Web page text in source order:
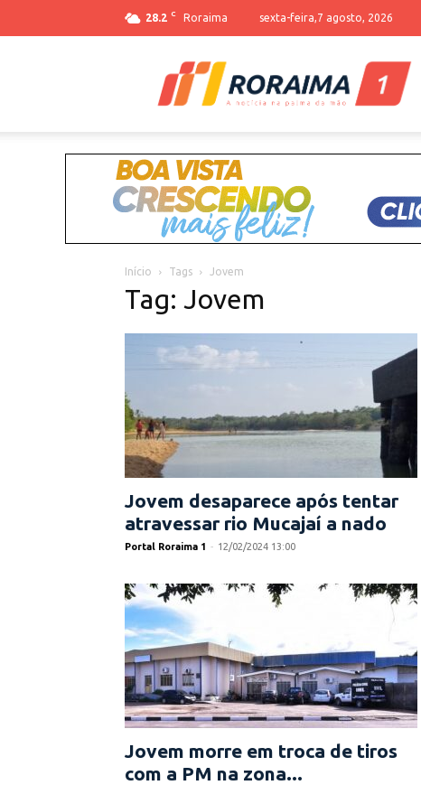
28.2 C Roraima sexta-feira,7 agosto, 2026
Início Tags Jovem
Tag: Jovem
Jovem desaparece após tentar
atravessar rio Mucajaí a nado
Portal Roraima 1 - 12/02/2024 13:00
Jovem morre em troca de tiros
com a PM na zona...